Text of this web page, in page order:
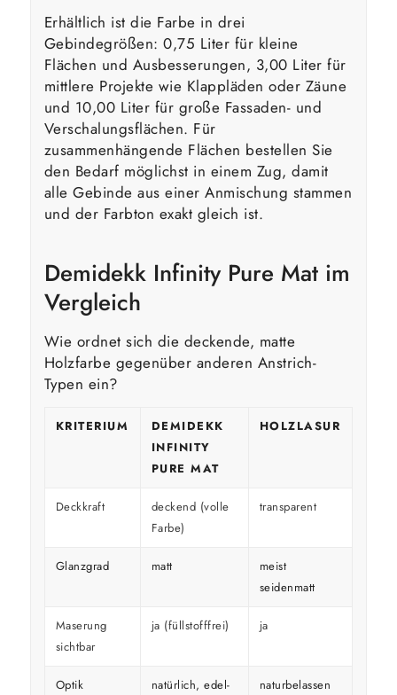
Erhältlich ist die Farbe in drei
Gebindegrößen: 0,75 Liter für kleine
Flächen und Ausbesserungen, 3,00 Liter für
mittlere Projekte wie Klappläden oder Zäune
und 10,00 Liter für große Fassaden- und
Verschalungsflächen. Für
zusammenhängende Flächen bestellen Sie
den Bedarf möglichst in einem Zug, damit
alle Gebinde aus einer Anmischung stammen
und der Farbton exakt gleich ist.
Demidekk Infinity Pure Mat im
Vergleich
Wie ordnet sich die deckende, matte
Holzfarbe gegenüber anderen Anstrich-
Typen ein?
KRITERIUM
DEMIDEKK
INFINITY
PURE MAT
HOLZLASUR
Deckkraft
deckend (volle
Farbe)
transparent
Glanzgrad matt
meist
seidenmatt
Maserung
sichtbar
ja (füllstofffrei) ja
Optik
natürlich, edel-
naturbelassen